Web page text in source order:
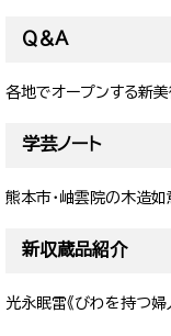
Ｑ＆Ａ
各地でオープンする新
学芸ノート
熊本市・岫雲院の木造如
新収蔵品紹介
光永眠雷《びわを持つ婦